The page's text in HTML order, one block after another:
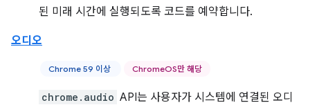
된 미래 시간에 실행되도록 코드를 예약합니다.
오디오
Chrome 59 이상 ChromeOS만 해당
chrome.audio API는 사용자가 시스템에 연결된 오디